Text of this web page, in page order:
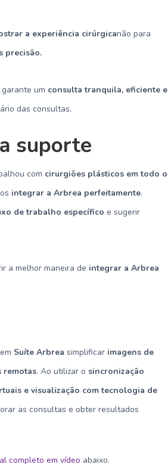
a experiência cirúrgicanão para
precisão.
um consulta tranquila, eficiente e
das consultas.
suporte
com cirurgiões plásticos em todo o
integrar a Arbrea perfeitamente.
de trabalho específico e sugerir
a melhor maneira de integrar a Arbrea
em Suíte Arbrea simplificar imagens de
remotas. Ao utilizar o sincronização
e visualização com tecnologia de
as consultas e obter resultados
completo em vídeo abaixo.